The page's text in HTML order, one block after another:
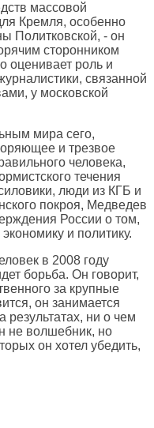
массовой
Кремля, особенно
Политковской, - он
сторонником
оценивает роль и
связанной
у московской
мира сего,
и трезвое
человека,
течения
люди из КГБ и
покроя, Медведев
России о том,
и политику.
в 2008 году
борьба. Он говорит,
за крупные
он занимается
результатах, ни о чем
не волшебник, но
он хотел убедить,